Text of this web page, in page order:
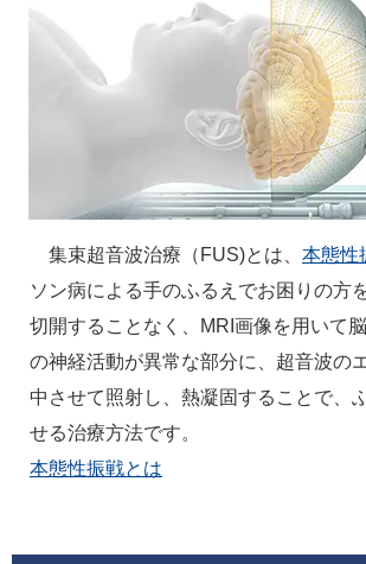
集束超音波治療（FUS)とは、 本態性
ソン病による手のふるえでお困りの方
切開することなく、MRI画像を用いて
の神経活動が異常な部分に、超音波の
中させて照射し、熱凝固することで、
せる治療方法です。
本態性振戦とは